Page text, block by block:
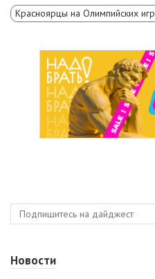
Красноярцы на Олимпийских
Новости